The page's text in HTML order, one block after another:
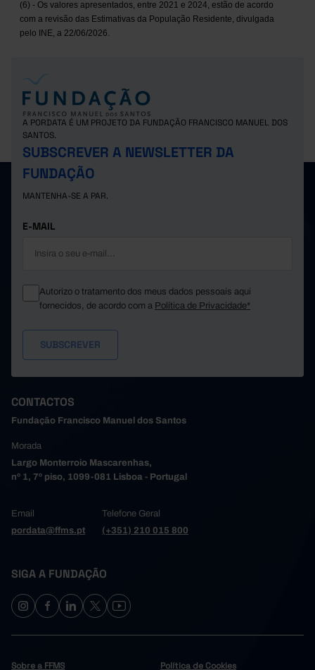
(6) - Os valores apresentados, entre 2021 e 2024, estão de acordo
com a revisão das Estimativas da População Residente, divulgada
pelo INE, a 22/06/2026.
A PORDATA É UM PROJETO DA FUNDAÇÃO FRANCISCO MANUEL DOS
SANTOS.
SUBSCREVER A NEWSLETTER DA
FUNDAÇÃO
MANTENHA-SE A PAR.
E-MAIL
Autorizo o tratamento dos meus dados pessoais aqui
fornecidos, de acordo com a Política de Privacidade*
CONTACTOS
Fundação Francisco Manuel dos Santos
Morada
Largo Monterroio Mascarenhas,
nº 1, 7º piso, 1099-081 Lisboa - Portugal
Email
pordata@ffms.pt
Telefone Geral
(+351) 210 015 800
SIGA A FUNDAÇÃO
Sobre a FFMS Política de Cookies